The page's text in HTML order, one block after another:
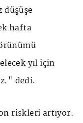
düşüşe
hafta
yıl için
dedi.
riskleri artıyor.